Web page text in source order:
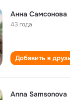
Анна Самсонова
43 года
Добавить в
Anna Samsonova